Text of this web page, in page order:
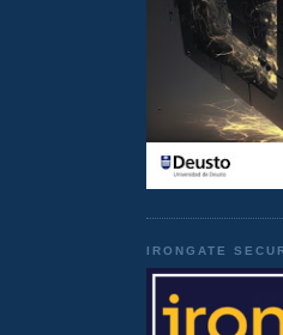
IRONGATE